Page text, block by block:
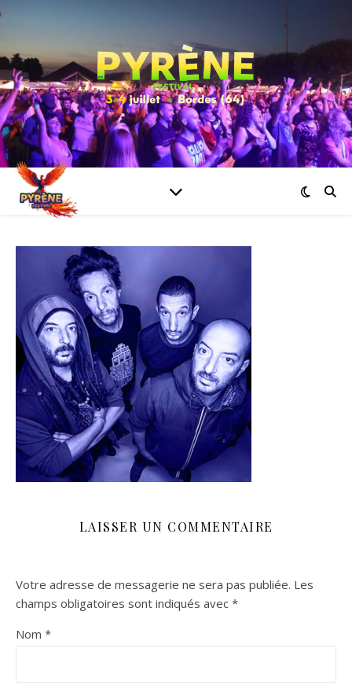
LAISSER UN COMMENTAIRE
Votre adresse de messagerie ne sera pas publiée. Les
champs obligatoires sont indiqués avec *
Nom *